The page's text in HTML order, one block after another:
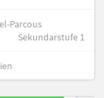
Parcous
Sekundarstufe 1